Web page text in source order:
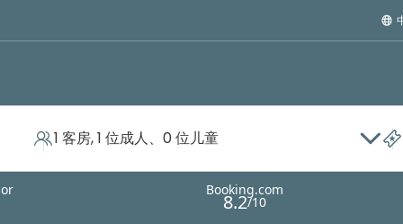
1 客房, 1 位成人、0 位儿童